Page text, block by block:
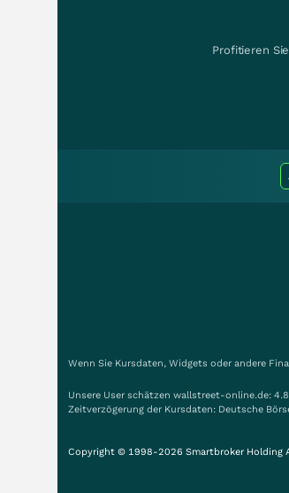
Profitieren
Wenn Sie Kursdaten, Widgets oder andere
Unsere User schätzen wallstreet-online.de:
Zeitverzögerung der Kursdaten: Deutsche
Copyright © 1998-2026 Smartbroker Holding